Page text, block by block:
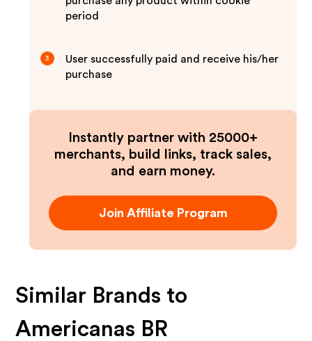
period
3
User successfully paid and receive his/her
purchase
Instantly partner with 25000+
merchants, build links, track sales,
and earn money.
Join Affiliate Program
Similar Brands to
Americanas BR